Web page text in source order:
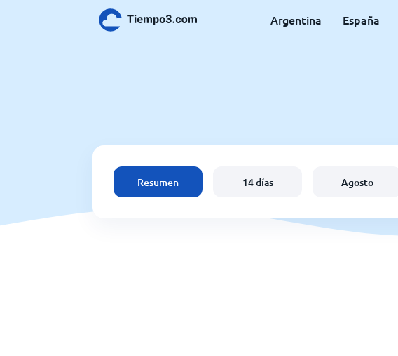
Argentina España
Resumen 14 días Agosto